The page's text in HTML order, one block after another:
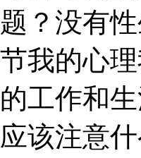
题？没有
节我的心
的工作和
应该注意